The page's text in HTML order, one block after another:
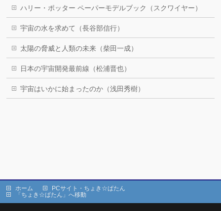
ハリー・ポッター ペーパーモデルブック（スクワイヤー）
宇宙の水を求めて（長谷部信行）
太陽の脅威と人類の未来（柴田一成）
日本の宇宙開発最前線（松浦晋也）
宇宙はいかに始まったのか（浅田秀樹）
ホーム
PCサイト・ちょき☆ぱたん
「ちょき☆ぱたん」へ移動